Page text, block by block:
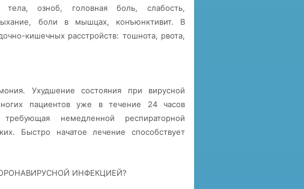
тела, озноб, головная боль, слабость,
боли в мышцах, конъюнктивит. В
кишечных расстройств: тошнота, рвота,
Ухудшение состояния при вирусной
пациентов уже в течение 24 часов
требующая немедленной респираторной
Быстро начатое лечение способствует
ИНФЕКЦИЕЙ?